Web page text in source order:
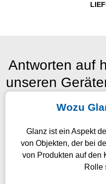
Antworten auf
unseren
Wozu
Glanz ist ein Aspekt
von Objekten, der bei
von Produkten auf den
Rolle